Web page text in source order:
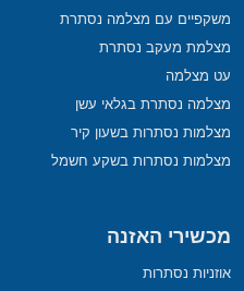
משקפיים עם מצלמה נסתרת
מצלמת מעקב נסתרת
עט מצלמה
מצלמה נסתרת בגלאי עשן
מצלמות נסתרות בשעון קיר
מצלמות נסתרות בשקע חשמל
מכשירי האזנה
אוזניות נסתרות